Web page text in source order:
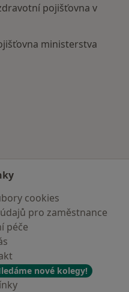
pojišťovna v
ministerstva
cookies
pro zaměstnance
péče
nové kolegy!